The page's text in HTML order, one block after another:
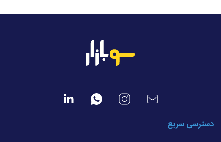
دسترسی سریع